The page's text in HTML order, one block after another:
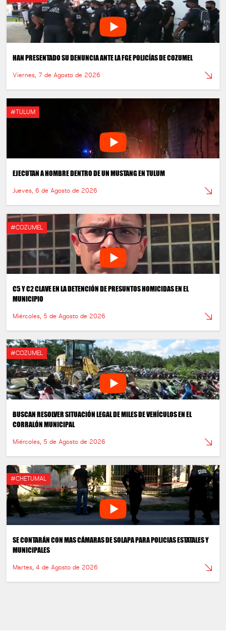
HAN PRESENTADO SU DENUNCIA ANTE LA FGE POLICÍAS DE COZUMEL
Viernes, 7 de Agosto de 2026
#TULUM
EJECUTAN A HOMBRE DENTRO DE UN MUSTANG EN TULUM
Jueves, 6 de Agosto de 2026
#COZUMEL
C5 Y C2 CLAVE EN LA DETENCIÓN DE PRESUNTOS HOMICIDAS EN EL
MUNICIPIO
Miércoles, 5 de Agosto de 2026
#COZUMEL
BUSCAN RESOLVER SITUACIÓN LEGAL DE MILES DE VEHÍCULOS EN EL
CORRALÓN MUNICIPAL
Miércoles, 5 de Agosto de 2026
#CHETUMAL
SE CONTARÁN CON MAS CÁMARAS DE SOLAPA PARA POLICIAS ESTATALES Y
MUNICIPALES
Martes, 4 de Agosto de 2026